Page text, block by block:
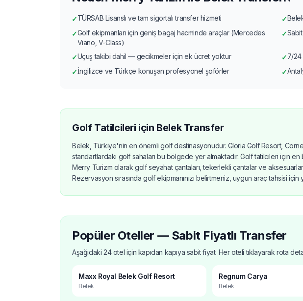
✓TÜRSAB Lisanslı ve tam sigortalı transfer hizmeti ✓
✓Golf ekipmanları için geniş bagaj hacminde araçlar (Mercedes
Viano, V-Class)
✓
✓Uçuş takibi dahil — gecikmeler için ek ücret yoktur ✓7/24
✓İngilizce ve Türkçe konuşan profesyonel şoförler ✓
Golf Tatilcileri için Belek Transfer
Belek, Türkiye'nin en önemli golf destinasyonudur. Gloria Golf Resort,
standartlardaki golf sahaları bu bölgede yer almaktadır. Golf tatilcileri için en
Merry Turizm olarak golf seyahat çantaları, tekerlekli çantalar ve
Rezervasyon sırasında golf ekipmanınızı belirtmeniz, uygun araç tahsisi için
Popüler Oteller — Sabit Fiyatlı Transfer
Aşağıdaki 24 otel için kapıdan kapıya sabit fiyat. Her oteli tıklayarak rota
Maxx Royal Belek Golf Resort
Belek
Regnum Carya
Belek